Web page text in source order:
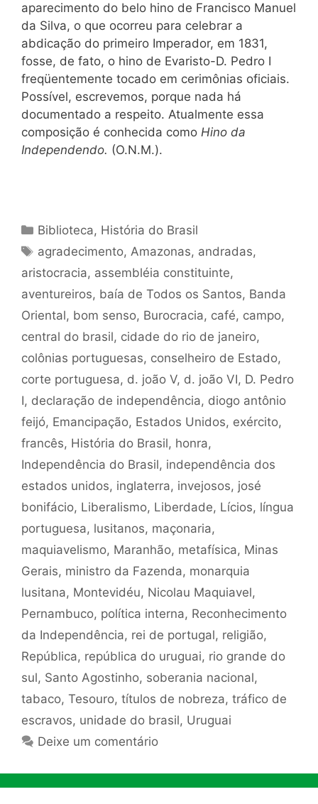
aparecimento do belo hino de Francisco Manuel
da Silva, o que ocorreu para celebrar a
abdicação do primeiro Imperador, em 1831,
fosse, de fato, o hino de Evaristo-D. Pedro I
freqüentemente tocado em cerimônias oficiais.
Possível, escrevemos, porque nada há
documentado a respeito. Atualmente essa
composição é conhecida como Hino da
Independendo. (O.N.M.).
Categorias
Biblioteca, História do Brasil
Tags
agradecimento, Amazonas, andradas,
aristocracia, assembléia constituinte,
aventureiros, baía de Todos os Santos, Banda
Oriental, bom senso, Burocracia, café, campo,
central do brasil, cidade do rio de janeiro,
colônias portuguesas, conselheiro de Estado,
corte portuguesa, d. joão V, d. joão VI, D. Pedro
I, declaração de independência, diogo antônio
feijó, Emancipação, Estados Unidos, exército,
francês, História do Brasil, honra,
Independência do Brasil, independência dos
estados unidos, inglaterra, invejosos, josé
bonifácio, Liberalismo, Liberdade, Lícios, língua
portuguesa, lusitanos, maçonaria,
maquiavelismo, Maranhão, metafísica, Minas
Gerais, ministro da Fazenda, monarquia
lusitana, Montevidéu, Nicolau Maquiavel,
Pernambuco, política interna, Reconhecimento
da Independência, rei de portugal, religião,
República, república do uruguai, rio grande do
sul, Santo Agostinho, soberania nacional,
tabaco, Tesouro, títulos de nobreza, tráfico de
escravos, unidade do brasil, Uruguai
Deixe um comentário